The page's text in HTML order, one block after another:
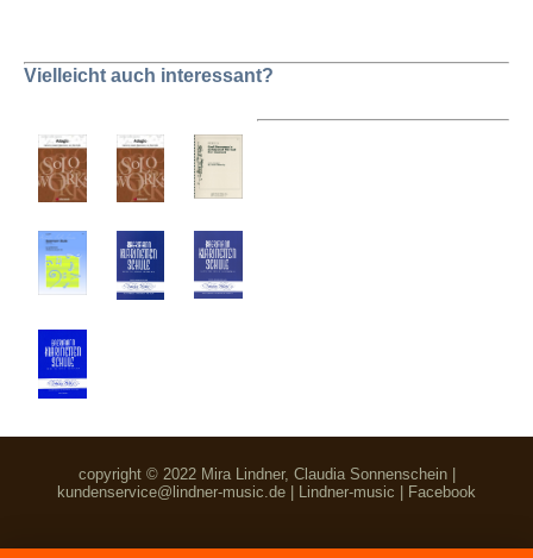
Vielleicht auch interessant?
copyright © 2022 Mira Lindner, Claudia Sonnenschein |
kundenservice@lindner-music.de
Lindner-music Facebook